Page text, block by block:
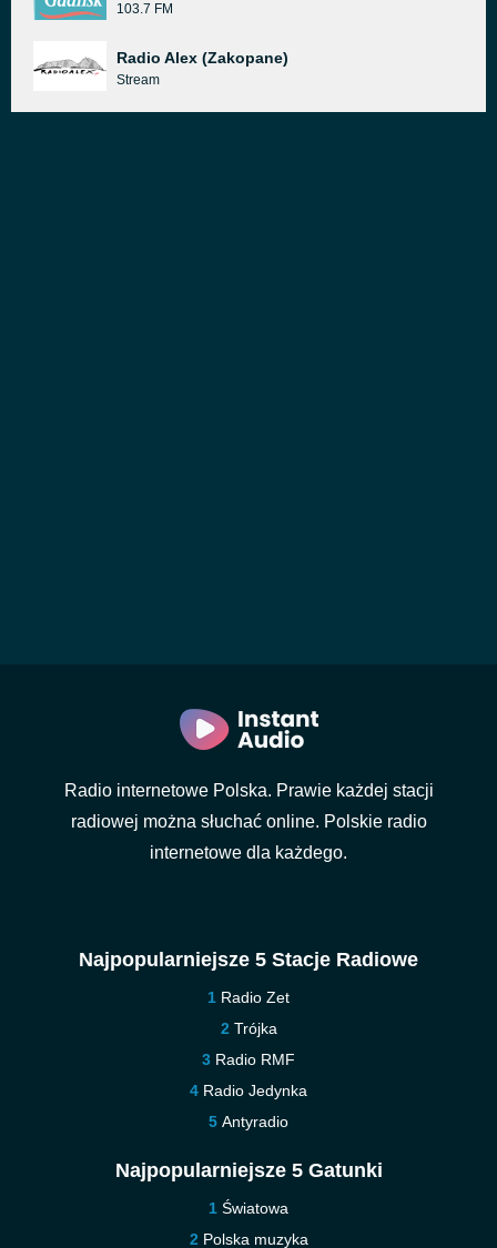
103.7 FM
Radio Alex (Zakopane)
Stream
Radio internetowe Polska. Prawie każdej stacji
radiowej można słuchać online. Polskie radio
internetowe dla każdego.
Najpopularniejsze 5 Stacje Radiowe
Radio Zet
Trójka
Radio RMF
Radio Jedynka
Antyradio
Najpopularniejsze 5 Gatunki
Światowa
Polska muzyka